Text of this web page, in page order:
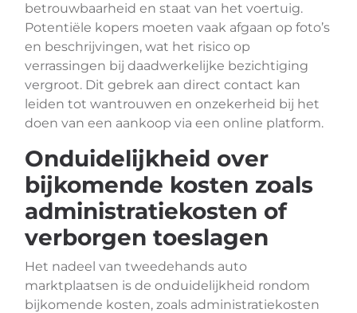
betrouwbaarheid en staat van het voertuig.
Potentiële kopers moeten vaak afgaan op foto’s
en beschrijvingen, wat het risico op
verrassingen bij daadwerkelijke bezichtiging
vergroot. Dit gebrek aan direct contact kan
leiden tot wantrouwen en onzekerheid bij het
doen van een aankoop via een online platform.
Onduidelijkheid over
bijkomende kosten zoals
administratiekosten of
verborgen toeslagen
Het nadeel van tweedehands auto
marktplaatsen is de onduidelijkheid rondom
bijkomende kosten, zoals administratiekosten